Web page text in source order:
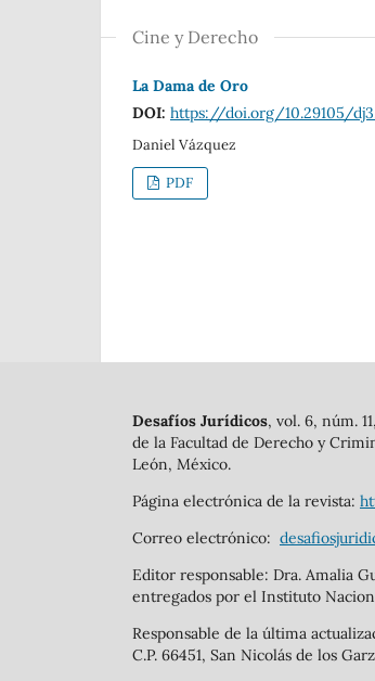
Cine y Derecho
La Dama de Oro
DOI: https://doi.org/10.29105/
Daniel Vázquez
PDF
Desafíos Jurídicos, vol. 6, núm.
de la Facultad de Derecho y
León, México.
Página electrónica de la revista:
Correo electrónico:
Editor responsable: Dra. Amalia
entregados por el Instituto
Responsable de la última
C.P. 66451, San Nicolás de los